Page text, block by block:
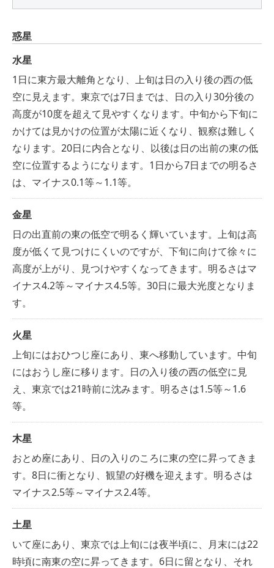
惑星
水星
1日に東方最大離角となり、上旬は日の入り後の西の低
空に見えます。東京では7日までは、日の入り30分後の
高度が10度を超えて見やすくなります。中旬から下旬に
かけては見かけの位置が太陽に近くなり、観察は難しく
なります。20日に内合となり、以後は日の出前の東の低
空に位置するようになります。1日から7日までの明るさ
は、マイナス0.1等～1.1等。
金星
日の出直前の東の低空で明るく輝いています。上旬は高
度が低くて見つけにくいのですが、下旬に向けて徐々に
高度が上がり、見つけやすくなってきます。明るさはマ
イナス4.2等～マイナス4.5等。30日に最大光度となりま
す。
火星
上旬にはおひつじ座にあり、東へ移動しています。中旬
にはおうし座に移ります。日の入り後の西の低空に見
え、東京では21時前に沈みます。明るさは1.5等～1.6
等。
木星
おとめ座にあり、日の入りのころに東の空に昇ってきま
す。8日に衝となり、観望の好機を迎えます。明るさは
マイナス2.5等～マイナス2.4等。
土星
いて座にあり、東京では上旬には夜半頃に、月末には22
時頃に南東の空に昇ってきます。6日に留となり、それ